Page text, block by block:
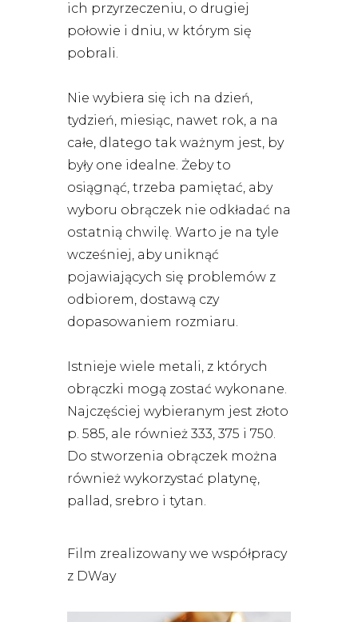
ich przyrzeczeniu, o drugiej
połowie i dniu, w którym się
pobrali.
Nie wybiera się ich na dzień,
tydzień, miesiąc, nawet rok, a na
całe, dlatego tak ważnym jest, by
były one idealne. Żeby to
osiągnąć, trzeba pamiętać, aby
wyboru obrączek nie odkładać na
ostatnią chwilę. Warto je na tyle
wcześniej, aby uniknąć
pojawiających się problemów z
odbiorem, dostawą czy
dopasowaniem rozmiaru.
Istnieje wiele metali, z których
obrączki mogą zostać wykonane.
Najczęściej wybieranym jest złoto
p. 585, ale również 333, 375 i 750.
Do stworzenia obrączek można
również wykorzystać platynę,
pallad, srebro i tytan.
Film zrealizowany we współpracy
z DWay